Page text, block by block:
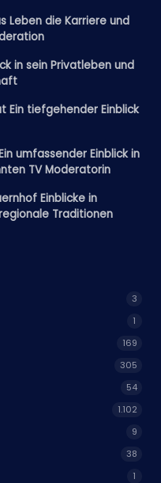
Leben die Karriere und
in sein Privatleben und
Ein tiefgehender Einblick
umfassender Einblick in
TV Moderatorin
Einblicke in
Traditionen
3
1
169
305
54
1.102
9
38
1